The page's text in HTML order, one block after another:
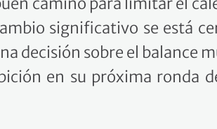
significativo se está
decisión sobre el balance
en su próxima ronda